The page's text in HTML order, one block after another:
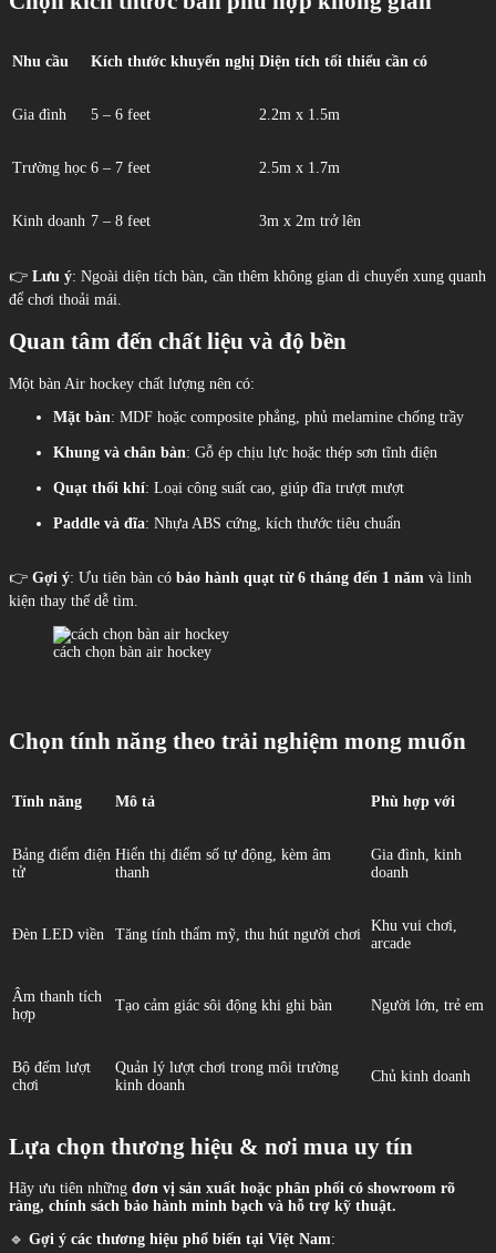
Nhu cầu Kích thước khuyến nghị Diện tích tối thiểu cần có
Gia đình 5 – 6 feet 2.2m x 1.5m
Trường học 6 – 7 feet 2.5m x 1.7m
Kinh doanh 7 – 8 feet 3m x 2m trở lên
👉 Lưu ý: Ngoài diện tích bàn, cần thêm không gian di chuyển xung quanh
để chơi thoải mái.
Quan tâm đến chất liệu và độ bền
Một bàn Air hockey chất lượng nên có:
Mặt bàn: MDF hoặc composite phẳng, phủ melamine chống trầy
Khung và chân bàn: Gỗ ép chịu lực hoặc thép sơn tĩnh điện
Quạt thổi khí: Loại công suất cao, giúp đĩa trượt mượt
Paddle và đĩa: Nhựa ABS cứng, kích thước tiêu chuẩn
👉 Gợi ý: Ưu tiên bàn có bảo hành quạt từ 6 tháng đến 1 năm và linh
kiện thay thế dễ tìm.
cách chọn bàn air hockey
Chọn tính năng theo trải nghiệm mong muốn
Tính năng Mô tả Phù hợp với
Bảng điểm điện
tử
Hiển thị điểm số tự động, kèm âm
thanh
Gia đình, kinh
doanh
Đèn LED viền Tăng tính thẩm mỹ, thu hút người chơi
Khu vui chơi,
arcade
Âm thanh tích
hợp
Tạo cảm giác sôi động khi ghi bàn Người lớn, trẻ em
Bộ đếm lượt
chơi
Quản lý lượt chơi trong môi trường
kinh doanh
Chủ kinh doanh
Lựa chọn thương hiệu & nơi mua uy tín
Hãy ưu tiên những đơn vị sản xuất hoặc phân phối có showroom rõ
ràng, chính sách bảo hành minh bạch và hỗ trợ kỹ thuật.
🔹 Gợi ý các thương hiệu phổ biến tại Việt Nam: